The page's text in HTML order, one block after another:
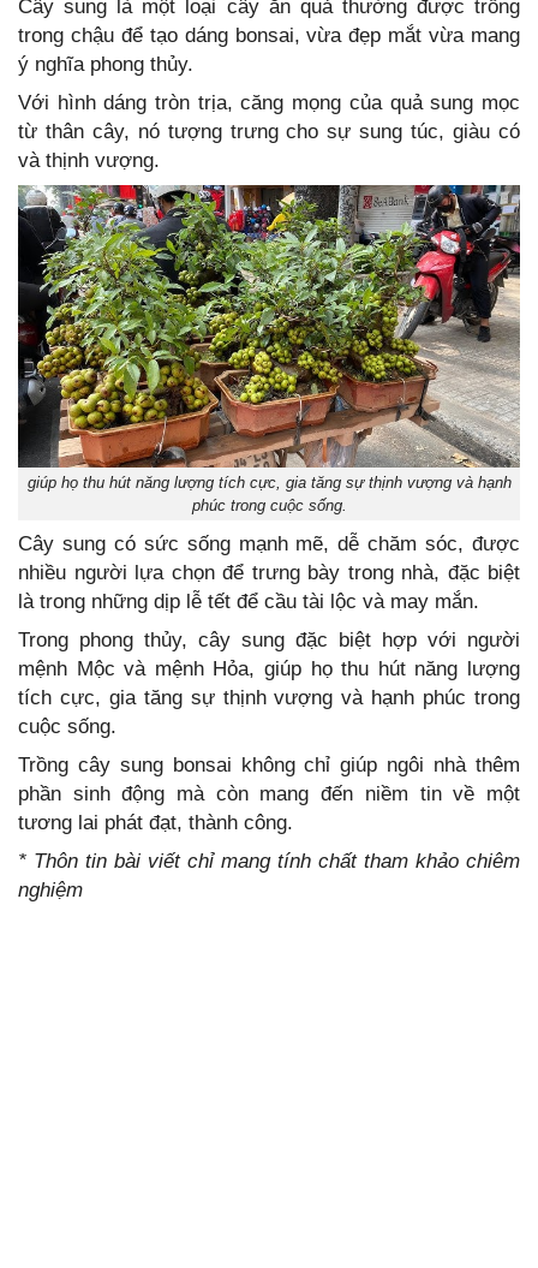
Cây sung là một loại cây ăn quả thường được trồng
trong chậu để tạo dáng bonsai, vừa đẹp mắt vừa mang
ý nghĩa phong thủy.
Với hình dáng tròn trịa, căng mọng của quả sung mọc
từ thân cây, nó tượng trưng cho sự sung túc, giàu có
và thịnh vượng.
giúp họ thu hút năng lượng tích cực, gia tăng sự thịnh vượng và hạnh
phúc trong cuộc sống.
Cây sung có sức sống mạnh mẽ, dễ chăm sóc, được
nhiều người lựa chọn để trưng bày trong nhà, đặc biệt
là trong những dịp lễ tết để cầu tài lộc và may mắn.
Trong phong thủy, cây sung đặc biệt hợp với người
mệnh Mộc và mệnh Hỏa, giúp họ thu hút năng lượng
tích cực, gia tăng sự thịnh vượng và hạnh phúc trong
cuộc sống.
Trồng cây sung bonsai không chỉ giúp ngôi nhà thêm
phần sinh động mà còn mang đến niềm tin về một
tương lai phát đạt, thành công.
* Thôn tin bài viết chỉ mang tính chất tham khảo chiêm
nghiệm